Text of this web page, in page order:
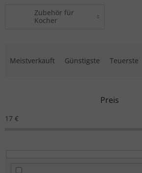
Zubehör für
Kocher
Meistverkauft Günstigste Teuerste
Preis
17 €